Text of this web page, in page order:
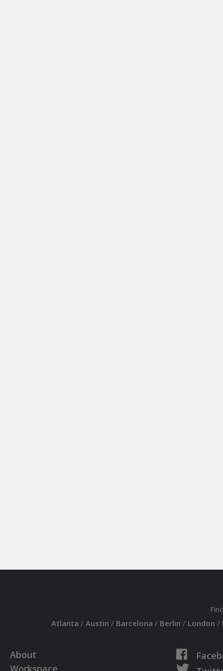
Find
Atlanta / Austin / Barcelona / Berlin / London /
About
Workspace